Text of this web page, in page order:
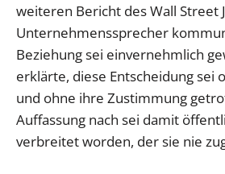
weiteren Bericht des Wall Street
Unternehmenssprecher
Beziehung sei einvernehmlich
erklärte, diese Entscheidung sei
und ohne ihre Zustimmung
Auffassung nach sei damit
verbreitet worden, der sie nie